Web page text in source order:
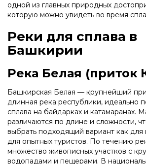
одной из главных природных
которую можно увидеть во время
Реки для сплава в
Башкирии
Река Белая (приток
Башкирская Белая — крупнейший
длинная река республики, идеально
сплава на байдарках и катамаранах.
различаются по длине и сложности,
выбрать подходящий вариант как для
для опытных туристов. По течению
множество живописных участков с
водопадами и пещерами. В